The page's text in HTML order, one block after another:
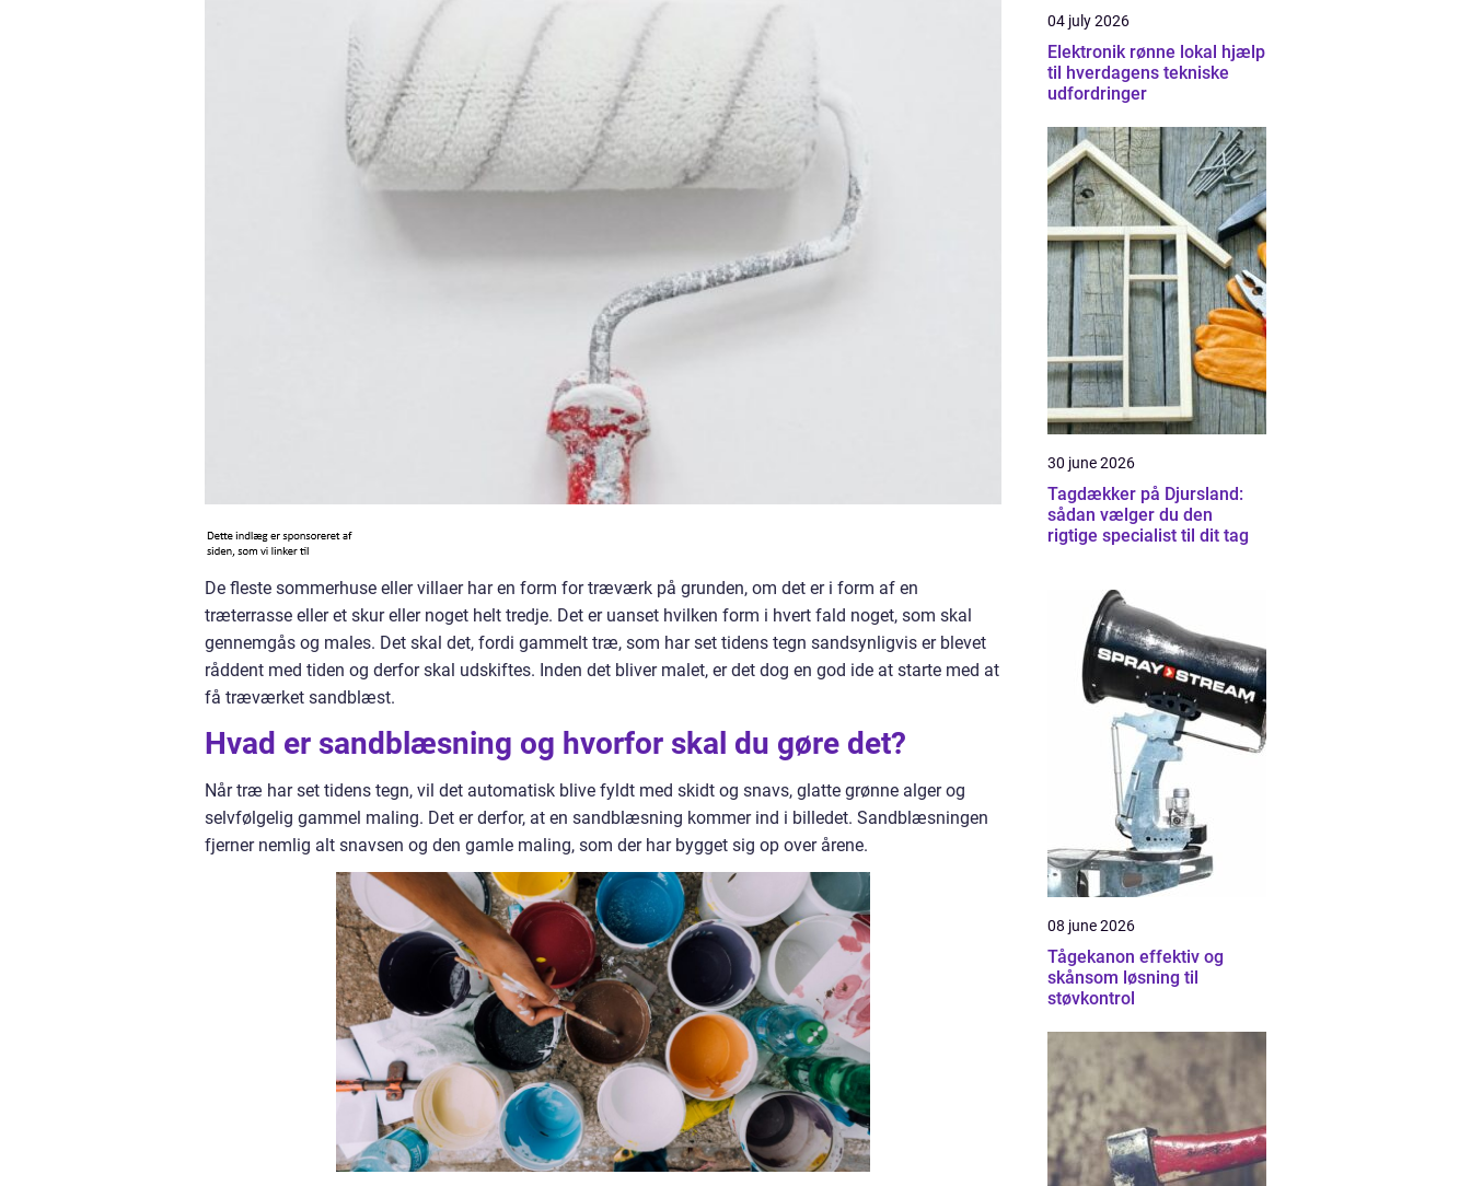
De fleste sommerhuse eller villaer har en form for træværk på grunden, om det er i form af en
træterrasse eller et skur eller noget helt tredje. Det er uanset hvilken form i hvert fald noget, som skal
gennemgås og males. Det skal det, fordi gammelt træ, som har set tidens tegn sandsynligvis er blevet
råddent med tiden og derfor skal udskiftes. Inden det bliver malet, er det dog en god ide at starte med at
få træværket sandblæst.
Hvad er sandblæsning og hvorfor skal du gøre det?
Når træ har set tidens tegn, vil det automatisk blive fyldt med skidt og snavs, glatte grønne alger og
selvfølgelig gammel maling. Det er derfor, at en sandblæsning kommer ind i billedet. Sandblæsningen
fjerner nemlig alt snavsen og den gamle maling, som der har bygget sig op over årene.
04 july 2026
Elektronik rønne lokal hjælp
til hverdagens tekniske
udfordringer
30 june 2026
Tagdækker på Djursland:
sådan vælger du den
rigtige specialist til dit tag
08 june 2026
Tågekanon effektiv og
skånsom løsning til
støvkontrol